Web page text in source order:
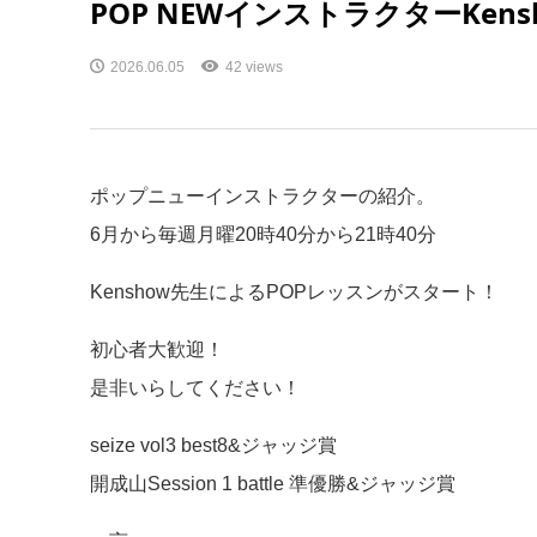
POP NEWインストラクター
2026.06.05 42 views
ポップニューインストラクターの紹介。
6月から毎週月曜20時40分から21時40分
Kenshow先生によるPOPレッスンがスタート！
初心者大歓迎！
是非いらしてください！
seize vol3 best8&ジャッジ賞
開成山Session 1 battle 準優勝&ジャッジ賞